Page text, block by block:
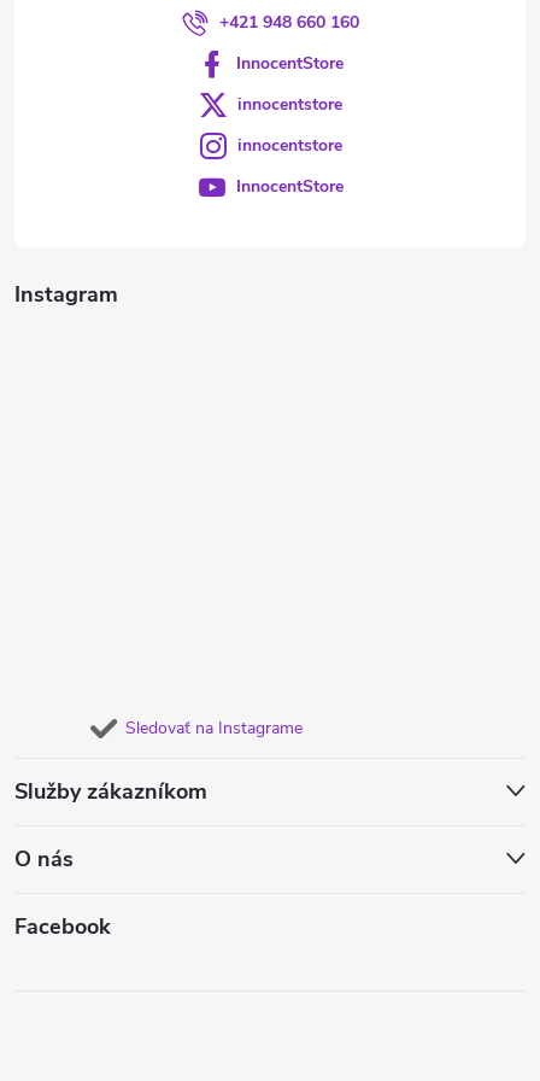
Instagram
Sledovať na Instagrame
Služby zákazníkom
O nás
Facebook
+421 948 660 160
InnocentStore
innocentstore
innocentstore
InnocentStore